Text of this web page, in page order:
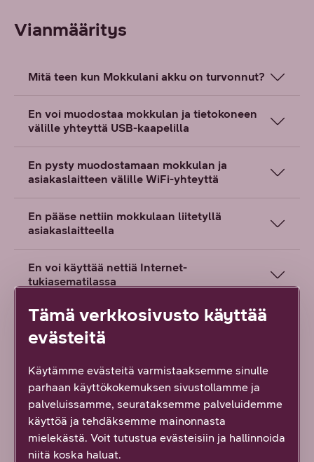
Vianmääritys
Mitä teen kun Mokkulani akku on turvonnut?
En voi muodostaa mokkulan ja tietokoneen
välille yhteyttä USB-kaapelilla
En pysty muodostamaan mokkulan ja
asiakaslaitteen välille WiFi-yhteyttä
En pääse nettiin mokkulaan liitetyllä
asiakaslaitteella
En voi käyttää nettiä Internet-
tukiasematilassa
En pääse mokkulan määrityssivulle
Löysitkö etsimäsi tiedon tältä sivulta?
Palautteesi on tärkeää!
Vastaa ensimmäisenä!
Tämä verkkosivusto käyttää
evästeitä
Käytämme evästeitä varmistaaksemme sinulle
parhaan käyttökokemuksen sivustollamme ja
palveluissamme, seurataksemme palveluidemme
käyttöä ja tehdäksemme mainonnasta
mielekästä. Voit tutustua evästeisiin ja hallinnoida
niitä koska haluat.